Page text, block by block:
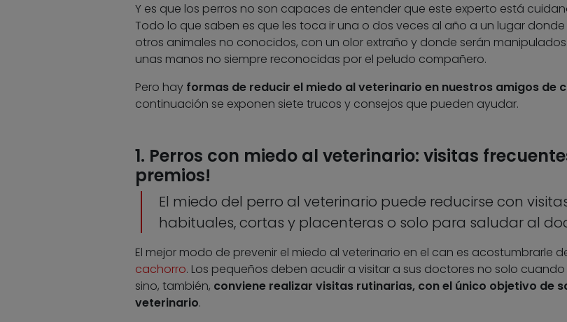
Y es que los perros no son capaces de entender que este experto está
Todo lo que saben es que les toca ir una o dos veces al año a un lugar
otros animales no conocidos, con un olor extraño y donde serán
unas manos no siempre reconocidas por el peludo compañero.
Pero hay formas de reducir el miedo al veterinario en nuestros amigos de
continuación se exponen siete trucos y consejos que pueden ayudar.
1. Perros con miedo al veterinario: visitas
premios!
El miedo del perro al veterinario puede reducirse con
habituales, cortas y placenteras o solo para saludar al
El mejor modo de prevenir el miedo al veterinario en el can es acostumbrarle
cachorro. Los pequeños deben acudir a visitar a sus doctores no solo
sino, también, conviene realizar visitas rutinarias, con el único objetivo de
veterinario.